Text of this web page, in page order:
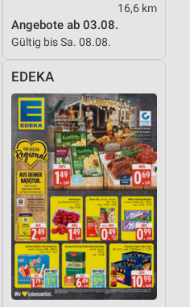
16,6 km
Angebote ab 03.08.
Gültig bis Sa. 08.08.
EDEKA